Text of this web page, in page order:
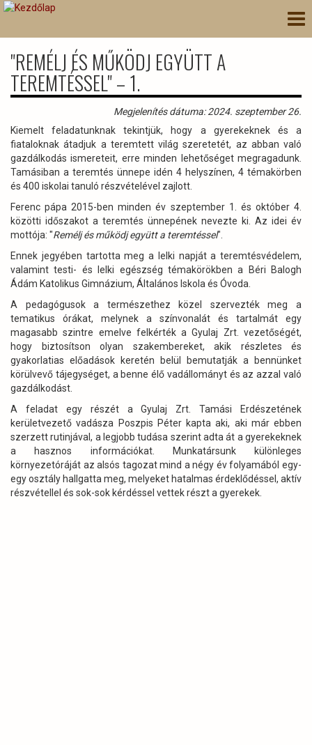
Ugrás
"REMÉLJ ÉS MŰKÖDJ EGYÜTT A
TEREMTÉSSEL" – 1.
Megjelenítés dátuma: 2024. szeptember 26.
Kiemelt feladatunknak tekintjük, hogy a gyerekeknek és a
fiataloknak átadjuk a teremtett világ szeretetét, az abban való
gazdálkodás ismereteit, erre minden lehetőséget megragadunk.
Tamásiban a teremtés ünnepe idén 4 helyszínen, 4 témakörben
és 400 iskolai tanuló részvételével zajlott.
Ferenc pápa 2015-ben minden év szeptember 1. és október 4.
közötti időszakot a teremtés ünnepének nevezte ki. Az idei év
mottója: "Remélj és működj együtt a teremtéssel".
Ennek jegyében tartotta meg a lelki napját a teremtésvédelem,
valamint testi- és lelki egészség témakörökben a Béri Balogh
Ádám Katolikus Gimnázium, Általános Iskola és Óvoda.
A pedagógusok a természethez közel szervezték meg a
tematikus órákat, melynek a színvonalát és tartalmát egy
magasabb szintre emelve felkérték a Gyulaj Zrt. vezetőségét,
hogy biztosítson olyan szakembereket, akik részletes és
gyakorlatias előadások keretén belül bemutatják a bennünket
körülvevő tájegységet, a benne élő vadállományt és az azzal való
gazdálkodást.
A feladat egy részét a Gyulaj Zrt. Tamási Erdészetének
kerületvezető vadásza Poszpis Péter kapta aki, aki már ebben
szerzett rutinjával, a legjobb tudása szerint adta át a gyerekeknek
a hasznos információkat. Munkatársunk különleges
környezetóráját az alsós tagozat mind a négy év folyamából egy-
egy osztály hallgatta meg, melyeket hatalmas érdeklődéssel, aktív
részvétellel és sok-sok kérdéssel vettek részt a gyerekek.